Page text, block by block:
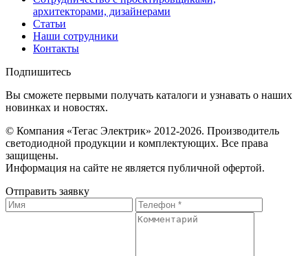
архитекторами, дизайнерами
Статьи
Наши сотрудники
Контакты
Подпишитесь
Вы сможете первыми получать каталоги и узнавать о наших
новинках и новостях.
© Компания «Тегас Электрик» 2012-2026. Производитель
светодиодной продукции и комплектующих. Все права
защищены.
Информация на сайте не является публичной офертой.
Отправить заявку